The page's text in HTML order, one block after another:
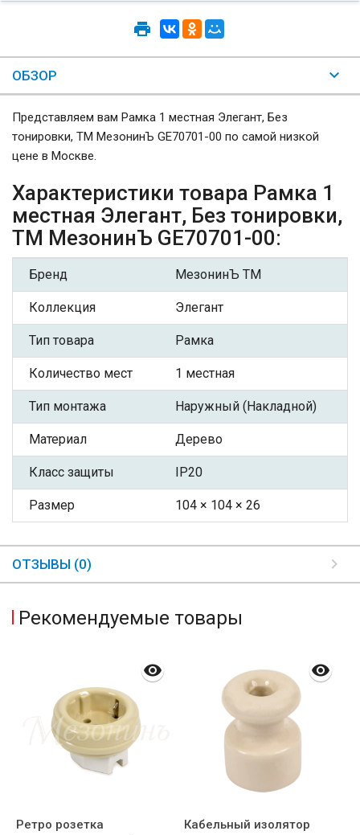
ОБЗОР
Представляем вам Рамка 1 местная Элегант, Без
тонировки, ТМ МезонинЪ GE70701-00 по самой низкой
цене в Москве.
Характеристики товара Рамка 1
местная Элегант, Без тонировки,
ТМ МезонинЪ GE70701-00:
Бренд МезонинЪ ТМ
Коллекция Элегант
Тип товара Рамка
Количество мест 1 местная
Тип монтажа Наружный (Накладной)
Материал Дерево
Класс защиты IP20
Размер 104 × 104 × 26
ОТЗЫВЫ (0)
Рекомендуемые товары
Ретро розетка
Кабельный изолятор